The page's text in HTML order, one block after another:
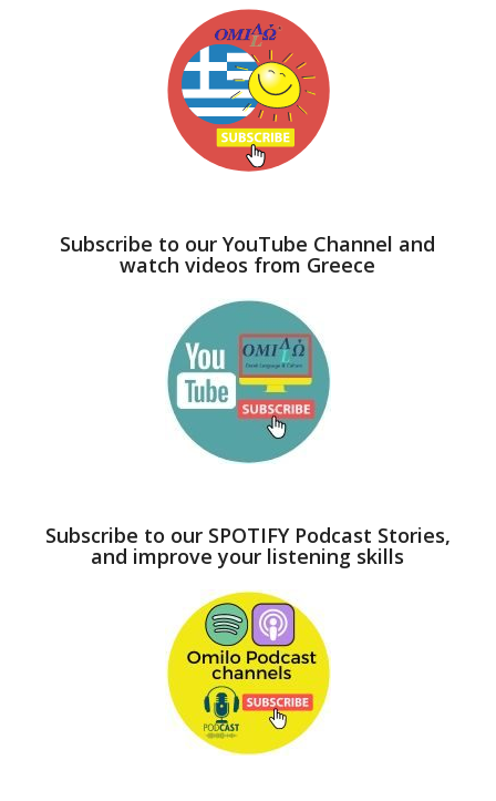
Subscribe to our YouTube Channel and
watch videos from Greece
Subscribe to our SPOTIFY Podcast Stories,
and improve your listening skills